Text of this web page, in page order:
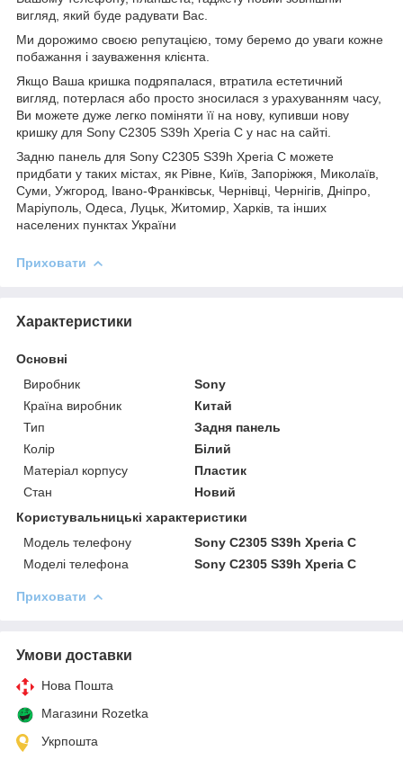
вигляд, який буде радувати Вас.
Ми дорожимо своєю репутацією, тому беремо до уваги кожне
побажання і зауваження клієнта.
Якщо Ваша кришка подряпалася, втратила естетичний
вигляд, потерлася або просто зносилася з урахуванням часу,
Ви можете дуже легко поміняти її на нову, купивши нову
кришку для Sony C2305 S39h Xperia C у нас на сайті.
Задню панель для Sony C2305 S39h Xperia C можете
придбати у таких містах, як Рівне, Київ, Запоріжжя, Миколаїв,
Суми, Ужгород, Івано-Франківськ, Чернівці, Чернігів, Дніпро,
Маріуполь, Одеса, Луцьк, Житомир, Харків, та інших
населених пунктах України
Приховати
Характеристики
Основні
Виробник
Sony
Країна виробник
Китай
Тип
Задня панель
Колір
Білий
Матеріал корпусу
Пластик
Стан
Новий
Користувальницькі характеристики
Модель телефону
Sony C2305 S39h Xperia C
Моделі телефона
Sony C2305 S39h Xperia C
Приховати
Умови доставки
Нова Пошта
Магазини Rozetka
Укрпошта